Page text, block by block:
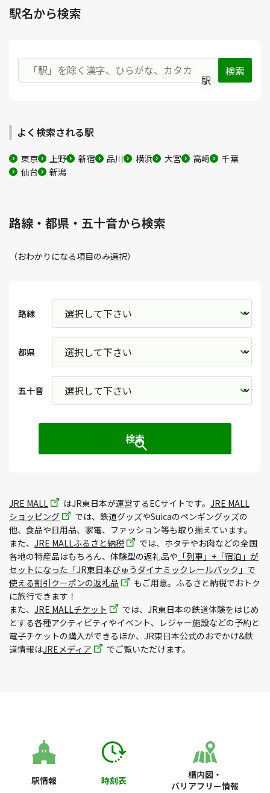
駅名から検索
駅
よく検索される駅
東京 上野 新宿 品川 横浜 大宮 高崎
千葉
仙台
新潟
路線・都県・五十音から検索
（おわかりになる項目のみ選択）
路線
都県
五十音
JRE MALL はJR東日本が運営するECサイトです。 JRE MALL
ショッピング
では、鉄道グッズやSuicaのペンギングッズの
他、食品や日用品、家電、ファッション等も取り揃えています。
また、 JRE MALLふるさと納税
では、ホタテやお肉などの全国
各地の特産品はもちろん、体験型の返礼品や 「列車」+「宿泊」が
セットになった「JR東日本びゅうダイナミックレールパック」で
使える割引クーポンの返礼品
もご用意。ふるさと納税でおトク
に旅行できます！
また、 JRE MALLチケット
では、JR東日本の鉄道体験をはじめ
とする各種アクティビティやイベント、レジャー施設などの予約と
電子チケットの購入ができるほか、JR東日本公式のおでかけ&鉄
道情報はJREメディア でご覧いただけます。
駅情報 時刻表
構内図・
バリアフリー情報